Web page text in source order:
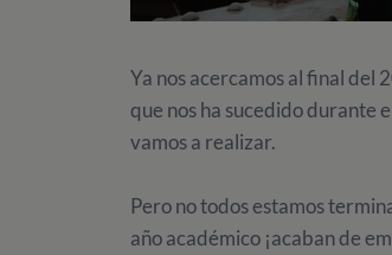
Ya nos acercamos al final del
que nos ha sucedido durante
vamos a realizar.
Pero no todos estamos
año académico ¡acaban de